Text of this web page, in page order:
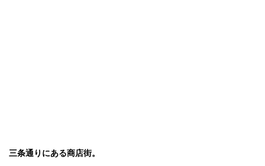
三条通りにある商店街。